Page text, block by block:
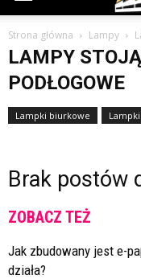
Strona główna Lampy
LAMPY
PODŁOGOWE
Lampki biurkowe
Brak postów
ZOBACZ TEŻ
Jak zbudowany jest e-
działa?